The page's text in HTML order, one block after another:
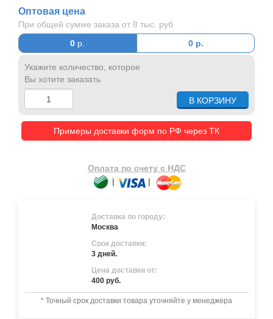
Оптовая цена
При общей сумме заказа от 8 тыс. руб
0 р. 0 р.
Укажите количество, которое
Вы хотите заказать
Примеры доставки форм по РФ через ТК
Оплата по счету с НДС
|
|
Доставка по городу:
Москва
Срок доставки:
3 дней.
Цена доставки от:
400 руб.
* Точный срок доставки товара уточняйте у менеджера